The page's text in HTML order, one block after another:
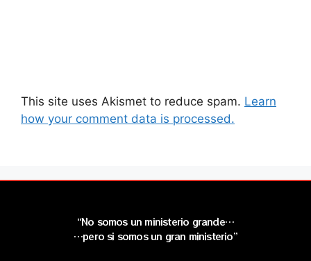
This site uses Akismet to reduce spam. Learn
how your comment data is processed.
“No somos un ministerio grande…
…pero si somos un gran ministerio”